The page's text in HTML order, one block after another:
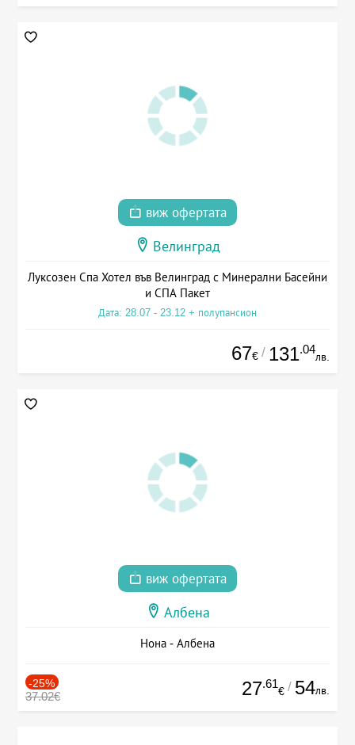
виж офертата
Велинград
Луксозен Спа Хотел във Велинград с Минерални Басейни
и СПА Пакет
Дата: 28.07 - 23.12 + полупансион
67€ / 131.04
лв.
виж офертата
Албена
Нона - Албена
-25%
37.02€ 27.61
€ / 54лв.